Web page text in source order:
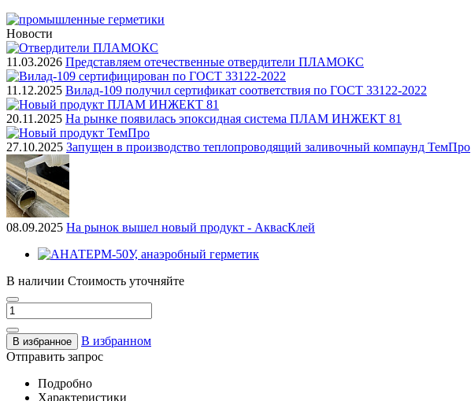
Новости
11.03.2026 Представляем отечественные отвердители ПЛАМОКС
11.12.2025 Вилад-109 получил сертификат соответствия по ГОСТ 33122-2022
20.11.2025 На рынке появилась эпоксидная система ПЛАМ ИНЖЕКТ 81
27.10.2025 Запущен в производство теплопроводящий заливочный компаунд ТемПро
08.09.2025 На рынок вышел новый продукт - АквасКлей
В наличии Стоимость уточняйте
В избранное
В избранном
Отправить запрос
Подробно
Характеристики